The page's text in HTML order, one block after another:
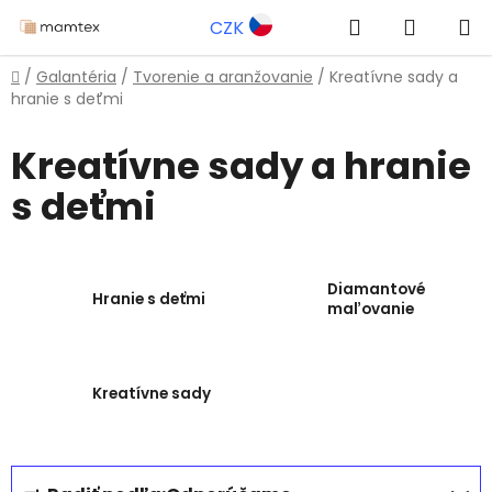
na
obsah
CZK Hľadať
KOŠÍK
Domov
/ Galantéria / Tvorenie a aranžovanie / Kreatívne sady a
hranie s deťmi
Kreatívne sady a hranie
s deťmi
Hranie s deťmi
Diamantové
maľovanie
Kreatívne sady
R